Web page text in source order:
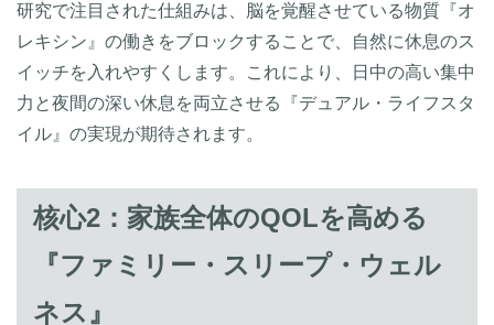
研究で注目された仕組みは、脳を覚醒させている物質『オ
レキシン』の働きをブロックすることで、自然に休息のス
イッチを入れやすくします。これにより、日中の高い集中
力と夜間の深い休息を両立させる『デュアル・ライフスタ
イル』の実現が期待されます。
核心2：家族全体のQOLを高める
『ファミリー・スリープ・ウェル
ネス』